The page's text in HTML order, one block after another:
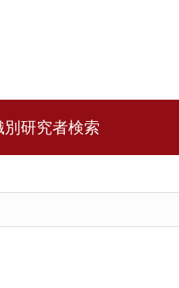
別研究者検索